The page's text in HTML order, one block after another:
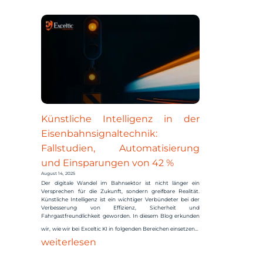
Künstliche Intelligenz in der
Eisenbahnsignaltechnik:
Fallstudien, Automatisierung
und Einsparungen von 42 %
August 14, 2025
Der digitale Wandel im Bahnsektor ist nicht länger ein
Versprechen für die Zukunft, sondern greifbare Realität.
Künstliche Intelligenz ist ein wichtiger Verbündeter bei der
Verbesserung von Effizienz, Sicherheit und
Fahrgastfreundlichkeit geworden. In diesem Blog erkunden
wir, wie wir bei Exceltic KI in folgenden Bereichen einsetzen…
weiterlesen